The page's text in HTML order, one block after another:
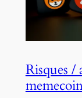
Risques /